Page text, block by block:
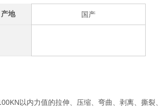
产地 国产
以内力值的拉伸、压缩、弯曲、剥离、撕裂